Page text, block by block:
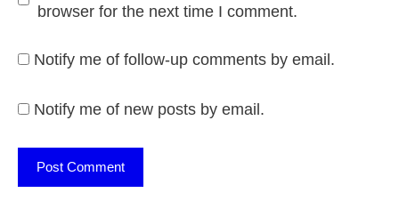
browser for the next time I comment.
Notify me of follow-up comments by email.
Notify me of new posts by email.